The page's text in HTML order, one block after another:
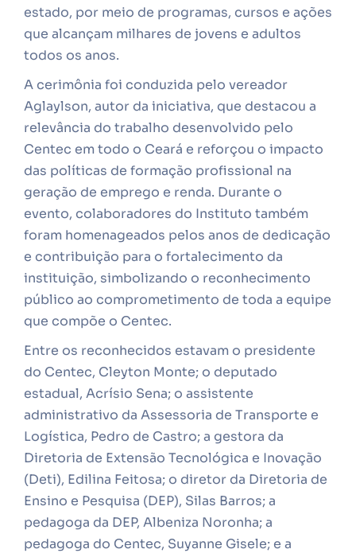
estado, por meio de programas, cursos e ações
que alcançam milhares de jovens e adultos
todos os anos.
A cerimônia foi conduzida pelo vereador
Aglaylson, autor da iniciativa, que destacou a
relevância do trabalho desenvolvido pelo
Centec em todo o Ceará e reforçou o impacto
das políticas de formação profissional na
geração de emprego e renda. Durante o
evento, colaboradores do Instituto também
foram homenageados pelos anos de dedicação
e contribuição para o fortalecimento da
instituição, simbolizando o reconhecimento
público ao comprometimento de toda a equipe
que compõe o Centec.
Entre os reconhecidos estavam o presidente
do Centec, Cleyton Monte; o deputado
estadual, Acrísio Sena; o assistente
administrativo da Assessoria de Transporte e
Logística, Pedro de Castro; a gestora da
Diretoria de Extensão Tecnológica e Inovação
(Deti), Edilina Feitosa; o diretor da Diretoria de
Ensino e Pesquisa (DEP), Silas Barros; a
pedagoga da DEP, Albeniza Noronha; a
pedagoga do Centec, Suyanne Gisele; e a